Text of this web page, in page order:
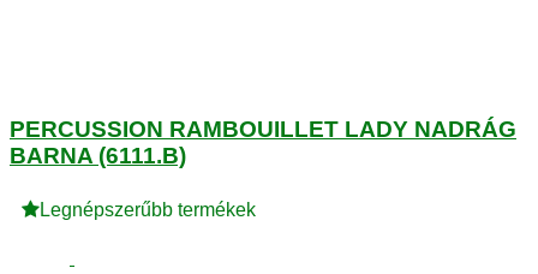
PERCUSSION RAMBOUILLET LADY NADRÁG
BARNA (6111.B)
Legnépszerűbb termékek